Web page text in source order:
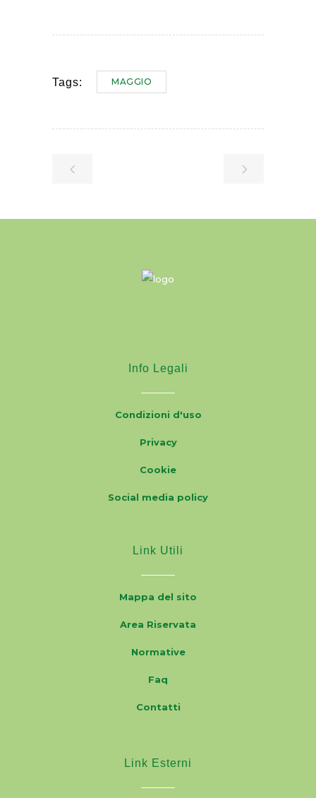
Tags: MAGGIO
Info Legali
Condizioni d'uso
Privacy
Cookie
Social media policy
Link Utili
Mappa del sito
Area Riservata
Normative
Faq
Contatti
Link Esterni